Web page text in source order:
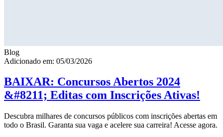
Blog
Adicionado em: 05/03/2026
BAIXAR: Concursos Abertos 2024
&#8211; Editas com Inscrições Ativas!
Descubra milhares de concursos públicos com inscrições abertas em
todo o Brasil. Garanta sua vaga e acelere sua carreira! Acesse agora.